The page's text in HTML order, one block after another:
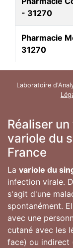
- 31270
Pharmacie
31270
Laboratoire
Réaliser
variole du
France
La variole du
infection virale.
s'agit d'une
spontanément.
avec une
cutané avec les
face) ou indirect